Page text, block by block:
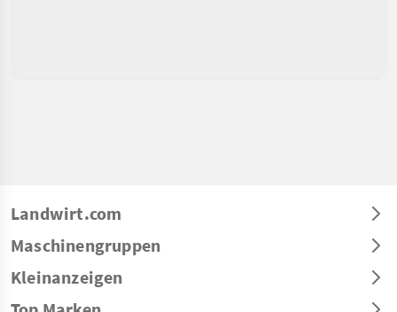
Landwirt.com
Maschinengruppen
Kleinanzeigen